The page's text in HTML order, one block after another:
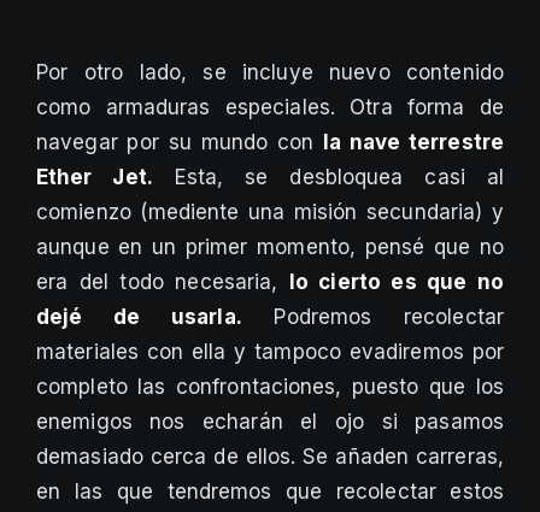
Por otro lado, se incluye nuevo contenido
como armaduras especiales. Otra forma de
navegar por su mundo con la nave terrestre
Ether Jet. Esta, se desbloquea casi al
comienzo (mediente una misión secundaria) y
aunque en un primer momento, pensé que no
era del todo necesaria, lo cierto es que no
dejé de usarla. Podremos recolectar
materiales con ella y tampoco evadiremos por
completo las confrontaciones, puesto que los
enemigos nos echarán el ojo si pasamos
demasiado cerca de ellos. Se añaden carreras,
en las que tendremos que recolectar estos